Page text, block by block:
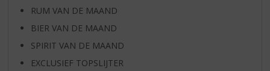
RUM VAN DE MAAND
BIER VAN DE MAAND
SPIRIT VAN DE MAAND
EXCLUSIEF TOPSLIJTER